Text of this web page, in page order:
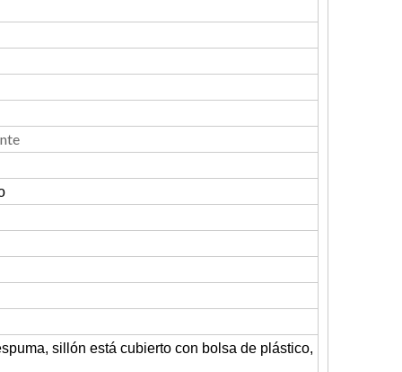
sillón está cubierto con bolsa de plástico,